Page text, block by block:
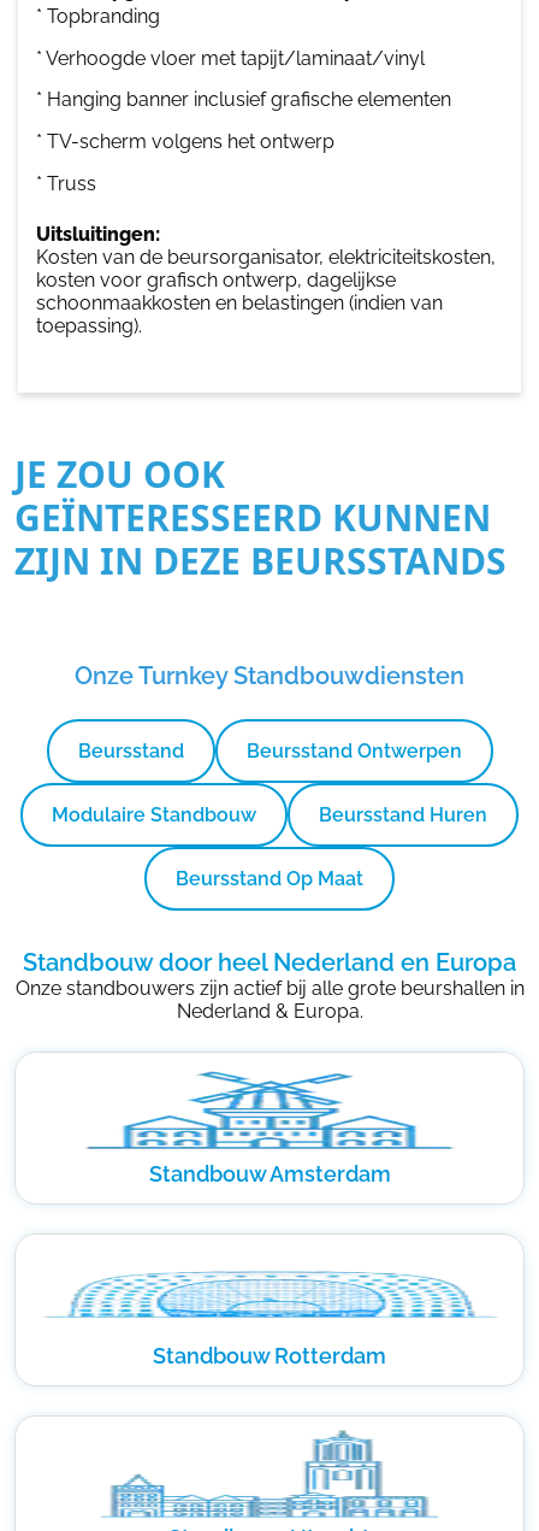
* Topbranding
* Verhoogde vloer met tapijt/laminaat/vinyl
* Hanging banner inclusief grafische elementen
* TV-scherm volgens het ontwerp
* Truss
Uitsluitingen:
Kosten van de beursorganisator, elektriciteitskosten,
kosten voor grafisch ontwerp, dagelijkse
schoonmaakkosten en belastingen (indien van
toepassing).
JE ZOU OOK
GEÏNTERESSEERD KUNNEN
ZIJN IN DEZE BEURSSTANDS
Onze Turnkey Standbouwdiensten
Beursstand Beursstand Ontwerpen
Modulaire Standbouw Beursstand Huren
Beursstand Op Maat
Standbouw door heel Nederland en Europa
Onze standbouwers zijn actief bij alle grote beurshallen in
Nederland & Europa.
Standbouw Amsterdam
Standbouw Rotterdam